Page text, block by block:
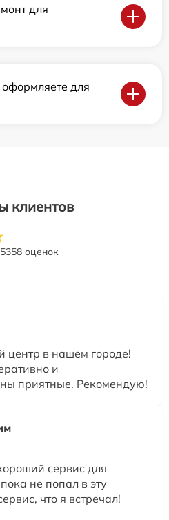
для
для
клиентов
5358 оценок
центр в нашем городе!
и
приятные. Рекомендую!
сервис для
не попал в эту
что я встречал!